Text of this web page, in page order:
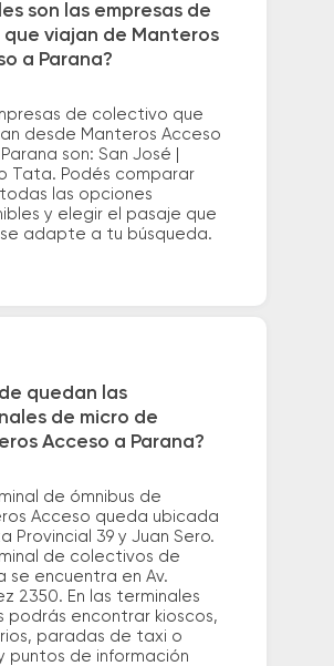
son las empresas de
que viajan de Manteros
a Parana?
de colectivo que
desde Manteros Acceso
son: San José |
Tata. Podés comparar
las opciones
y elegir el pasaje que
adapte a tu búsqueda.
quedan las
de micro de
Acceso a Parana?
de ómnibus de
Acceso queda ubicada
Provincial 39 y Juan Sero.
de colectivos de
se encuentra en Av.
2350. En las terminales
podrás encontrar kioscos,
paradas de taxi o
puntos de información